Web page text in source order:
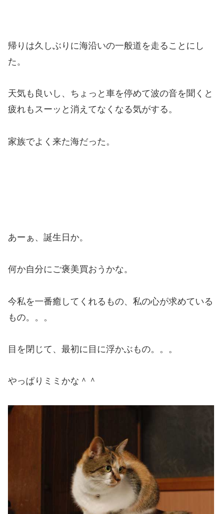
帰りは久しぶりに海沿いの一般道を走ることにし
た。
天気も良いし、ちょっと車を停めて波の音を聞くと
疲れもスーッと消えてなくなる気がする。
家族でよく来た海だった。
あーぁ、誕生日か。
何か自分にご褒美買おうかな。
今私を一番癒してくれるもの、私の心が求めている
もの。。。
目を閉じて、最初に目に浮かぶもの。。。
やっぱりミミかな＾＾